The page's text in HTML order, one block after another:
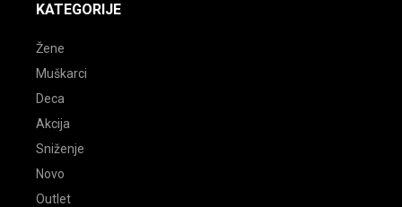
KATEGORIJE
Žene
Muškarci
Deca
Akcija
Sniženje
Novo
Outlet